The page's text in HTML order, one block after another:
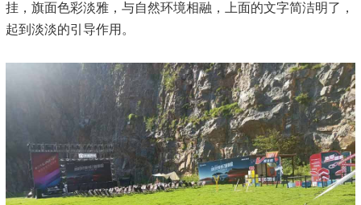
挂，旗面色彩淡雅，与自然环境相融，上面的文字简洁明了，
起到淡淡的引导作用。